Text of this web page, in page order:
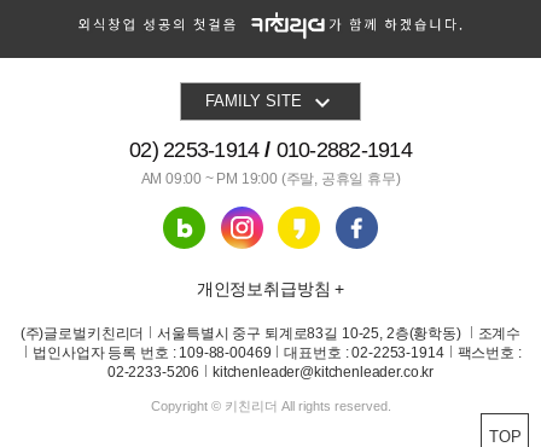
TOP
FAMILY SITE 
02) 2253-1914 010-2882-1914
AM 09:00 ~ PM 19:00 (주말, 공휴일 휴무)
개인정보취급방침 +
(주)글로벌키친리더 서울특별시 중구 퇴계로83길 10-25, 2층(황학동)
조계수
법인사업자 등록 번호 : 109-88-00469
대표번호 : 02-2253-1914
팩스번호 :
02-2233-5206
kitchenleader@kitchenleader.co.kr
Copyright © 키친리더 All rights reserved.